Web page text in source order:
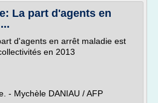
La part d'agents en
d'agents en arrêt maladie est
en 2013
- Mychèle DANIAU / AFP